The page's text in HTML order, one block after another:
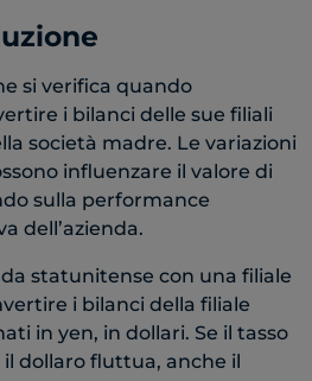
si verifica quando
i bilanci delle sue filiali
società madre. Le variazioni
influenzare il valore di
sulla performance
dell’azienda.
statunitense con una filiale
i bilanci della filiale
in yen, in dollari. Se il tasso
dollaro fluttua, anche il